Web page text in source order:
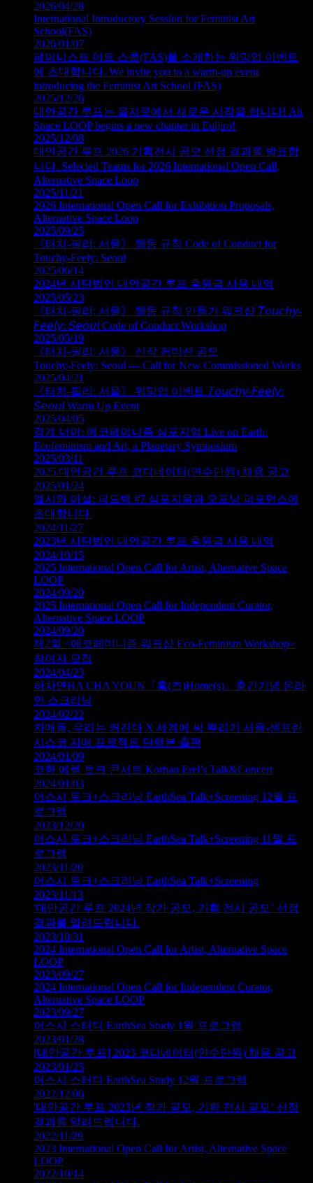
2026/04/28
International Introductory Session for Feminist Art
School(FAS)
2026/01/07
페미니스트 아트 스쿨(FAS)를 소개하는 워밍업 이벤트
에 초대합니다. We invite you to a warm-up event
introducing the Feminist Art School (FAS)
2025/12/26
대안공간 루프는 을지로에서 새로운 시작을 합니다! Alt
Space LOOP begins a new chapter in Euljiro!
2025/12/08
대안공간 루프 2026 기획전시 공모 선정 결과를 발표합
니다. Selected Teams for 2026 International Open Call,
Alternative Space Loop
2025/11/21
2026 International Open Call for Exhibition Proposals,
Alternative Space Loop
2025/09/25
《터치‑필리: 서울》 행동 규칙 Code of Conduct for
Touchy-Feely: Seoul
2025/06/14
2024년 사단법인 대안공간 루프 후원금 사용 내역
2025/05/23
《터치‑필리: 서울》 행동 규칙 만들기 워크샵 𝘛𝘰𝘶𝘤𝘩𝘺-
𝘍𝘦𝘦𝘭𝘺: 𝘚𝘦𝘰𝘶𝘭 Code of Conduct Workshop
2025/05/19
《터치‑필리: 서울》 신작 커미션 공모
Touchy‑Feely: Seoul — Call for New Commissioned Works
2025/04/21
《터치‑필리: 서울》 워밍업 이벤트 𝘛𝘰𝘶𝘤𝘩𝘺-𝘍𝘦𝘦𝘭𝘺:
𝘚𝘦𝘰𝘶𝘭 Warm Up Event
2025/04/05
경계 너머: 에코페미니즘 심포지엄 Live on Earth:
Ecofeminism and Art, a Planetary Symposium
2025/03/11
2025 대안공간 루프 코디네이터(연수단원) 채용 공고
2025/01/24
엘시와 마셜: 피드백 #7 심포지움과 오프닝 퍼포먼스에
초대합니다.
2024/11/27
2023년 사단법인 대안공간 루프 후원금 사용 내역
2024/10/15
2025 International Open Call for Artist, Alternative Space
LOOP
2024/09/20
2025 International Open Call for Independent Curator,
Alternative Space LOOP
2024/09/20
제2회 <에코페미니즘 워크샵 Eco-Feminism Workshop>
참여자 모집
2024/04/23
하차연HA CHA YOUN『홈(즈)Home(s)』출간기념 온라
인 스크리닝
2024/02/22
자매들, 우리는 커진다 X 세계에 씨 뿌리기 서울-샌프란
시스코 자매 프로젝트 단행본 출판
2024/01/09
코한 에렐 토크 콘서트 Korhan Erel’s Talk&Concert
2024/01/03
어스시 토크+스크리닝 EarthSea Talk+Screening 12월 프
로그램
2023/12/20
어스시 토크+스크리닝 EarthSea Talk+Screening 11월 프
로그램
2023/11/20
어스시 토크+스크리닝 EarthSea Talk+Screening
2023/11/13
'대안공간 루프 2024년 작가 공모, 기획 전시 공모’ 선정
결과를 알려드립니다.
2023/10/31
2024 International Open Call for Artist, Alternative Space
LOOP
2023/09/27
2024 International Open Call for Independent Curator,
Alternative Space LOOP
2023/09/27
어스시 스터디 EarthSea Study 1월 프로그램
2023/01/28
[대안공간 루프] 2023 코디네이터(연수단원) 채용 공고
2023/01/25
어스시 스터디 EarthSea Study 12월 프로그램
2022/12/06
'대안공간 루프 2023년 작가 공모, 기획 전시 공모’ 선정
결과를 알려드립니다.
2022/11/29
2023 International Open Call for Artist, Alternative Space
LOOP
2022/10/14